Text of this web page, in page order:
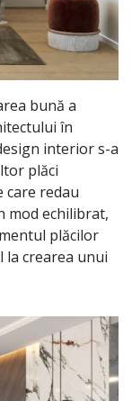
bună a
în
interior s-a
plăci
care redau
mod echilibrat,
plăcilor
la crearea unui